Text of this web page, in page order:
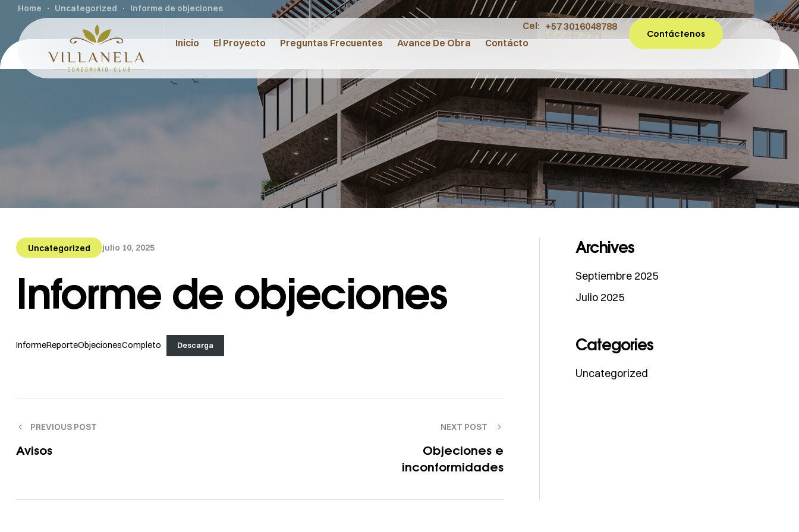
Inicio El Proyecto Preguntas Frecuentes Avance De Obra Contácto
Cel: +57 3016048788
Contáctenos
Home Uncategorized Informe de objeciones
Uncategorized julio 10, 2025
Informe de objeciones
InformeReporteObjecionesCompleto Descarga
PREVIOUS POST
Avisos
NEXT POST
Objeciones e
inconformidades
Archives
Septiembre 2025
Julio 2025
Categories
Uncategorized